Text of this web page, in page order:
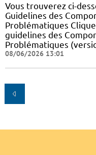
Vous trouverez ci-
Guidelines des
Problématiques
guidelines des
Problématiques
08/06/2026 13:01